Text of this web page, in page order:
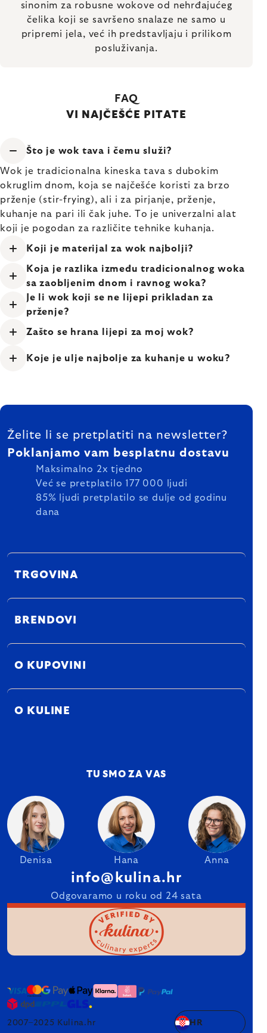
sinonim za robusne wokove od nehrđajućeg
čelika koji se savršeno snalaze ne samo u
pripremi jela, već ih predstavljaju i prilikom
posluživanja.
FAQ
VI NAJČEŠĆE PITATE
Što je wok tava i čemu služi?
Wok je tradicionalna kineska tava s dubokim
okruglim dnom, koja se najčešće koristi za brzo
prženje (stir-frying), ali i za pirjanje, prženje,
kuhanje na pari ili čak juhe. To je univerzalni alat
koji je pogodan za različite tehnike kuhanja.
Koji je materijal za wok najbolji?
Koja je razlika između tradicionalnog woka
sa zaobljenim dnom i ravnog woka?
Je li wok koji se ne lijepi prikladan za
prženje?
Zašto se hrana lijepi za moj wok?
Koje je ulje najbolje za kuhanje u woku?
FOOTER
Želite li se pretplatiti na newsletter?
Poklanjamo vam besplatnu dostavu
Maksimalno 2x tjedno
Već se pretplatilo 177 000 ljudi
85% ljudi pretplatilo se dulje od godinu
dana
TRGOVINA
BRENDOVI
O KUPOVINI
O KULINE
TU SMO ZA VAS
Denisa Hana Anna
info@kulina.hr
Odgovaramo u roku od 24 sata
2007–2025 Kulina.hr HR